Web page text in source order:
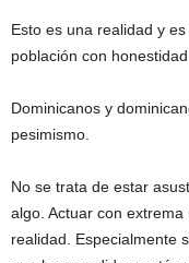
Esto es una realidad y
población con
Dominicanos y
pesimismo.
No se trata de estar
algo. Actuar con
realidad. Especialmente